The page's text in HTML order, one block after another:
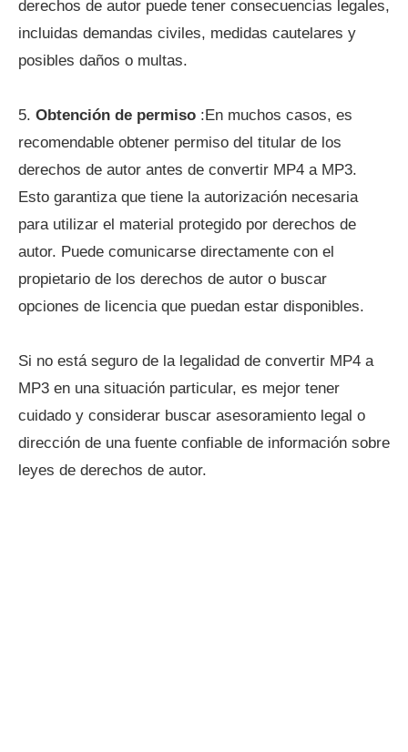
derechos de autor puede tener consecuencias legales,
incluidas demandas civiles, medidas cautelares y
posibles daños o multas.
5. Obtención de permiso :En muchos casos, es
recomendable obtener permiso del titular de los
derechos de autor antes de convertir MP4 a MP3.
Esto garantiza que tiene la autorización necesaria
para utilizar el material protegido por derechos de
autor. Puede comunicarse directamente con el
propietario de los derechos de autor o buscar
opciones de licencia que puedan estar disponibles.
Si no está seguro de la legalidad de convertir MP4 a
MP3 en una situación particular, es mejor tener
cuidado y considerar buscar asesoramiento legal o
dirección de una fuente confiable de información sobre
leyes de derechos de autor.